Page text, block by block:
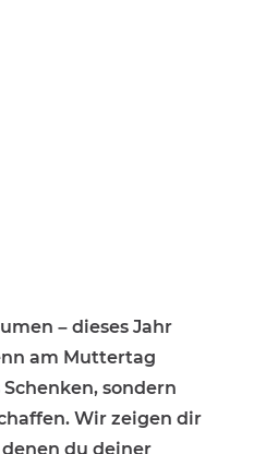
– dieses Jahr
am Muttertag
sondern
Wir zeigen dir
du deiner